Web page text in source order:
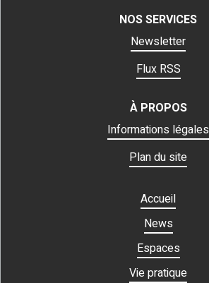
NOS SERVICES
Newsletter
Flux RSS
À PROPOS
Informations légales
Plan du site
Accueil
News
Espaces
Vie pratique